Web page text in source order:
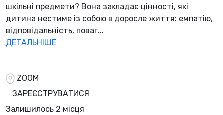
шкільні предмети? Вона закладає цінності, які
дитина нестиме із собою в доросле життя: емпатію,
відповідальність, поваг...
ДЕТАЛЬНІШЕ
ZOOM
ЗАРЕЄСТРУВАТИСЯ
Залишилось 2 місця